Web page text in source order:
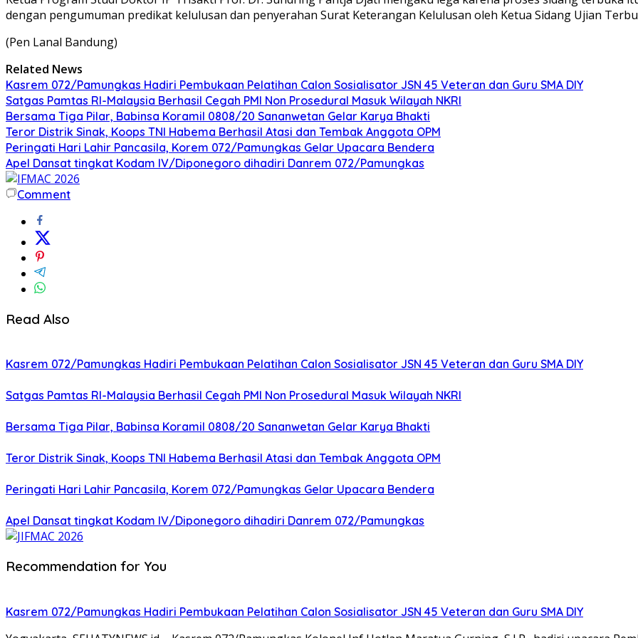
dengan pengumuman predikat kelulusan dan penyerahan Surat Keterangan Kelulusan oleh Ketua Sidang Ujian
(Pen Lanal Bandung)
Related News
Kasrem 072/Pamungkas Hadiri Pembukaan Pelatihan Calon Sosialisator JSN 45 Veteran dan Guru SMA DIY
Satgas Pamtas RI-Malaysia Berhasil Cegah PMI Non Prosedural Masuk Wilayah NKRI
Bersama Tiga Pilar, Babinsa Koramil 0808/20 Sananwetan Gelar Karya Bhakti
Teror Distrik Sinak, Koops TNI Habema Berhasil Atasi dan Tembak Anggota OPM
Peringati Hari Lahir Pancasila, Korem 072/Pamungkas Gelar Upacara Bendera
Apel Dansat tingkat Kodam lV/Diponegoro dihadiri Danrem 072/Pamungkas
Comment
Read Also
Kasrem 072/Pamungkas Hadiri Pembukaan Pelatihan Calon Sosialisator JSN 45 Veteran dan Guru SMA DIY
Satgas Pamtas RI-Malaysia Berhasil Cegah PMI Non Prosedural Masuk Wilayah NKRI
Bersama Tiga Pilar, Babinsa Koramil 0808/20 Sananwetan Gelar Karya Bhakti
Teror Distrik Sinak, Koops TNI Habema Berhasil Atasi dan Tembak Anggota OPM
Peringati Hari Lahir Pancasila, Korem 072/Pamungkas Gelar Upacara Bendera
Apel Dansat tingkat Kodam lV/Diponegoro dihadiri Danrem 072/Pamungkas
Recommendation for You
Kasrem 072/Pamungkas Hadiri Pembukaan Pelatihan Calon Sosialisator JSN 45 Veteran dan Guru SMA DIY